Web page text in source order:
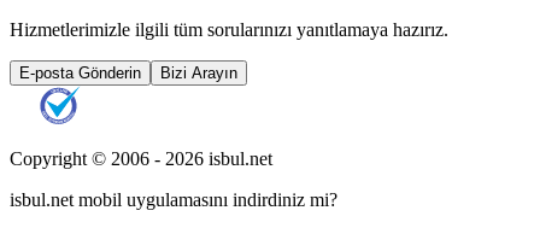
Hizmetlerimizle ilgili tüm sorularınızı yanıtlamaya hazırız.
E-posta Gönderin Bizi Arayın
Copyright © 2006 - 2026 isbul.net
isbul.net mobil uygulamasını indirdiniz mi?